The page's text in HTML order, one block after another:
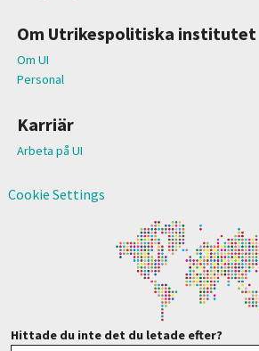
Om Utrikespolitiska institutet
Om UI
Personal
Karriär
Arbeta på UI
Cookie Settings
Hittade du inte det du letade efter?